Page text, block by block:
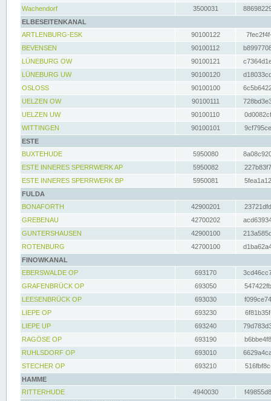
Wachendorf
3500031
ELBESEITENKANAL
ARTLENBURG-ESK
90100122
BEVENSEN
90100112
LÜNEBURG OW
90100121
LÜNEBURG UW
90100120
OSLOSS
90100100
UELZEN OW
90100111
UELZEN UW
90100110
WITTINGEN
90100101
ESTE
BUXTEHUDE
5950080
ESTE INNERES SPERRWERK AP
5950082
ESTE INNERES SPERRWERK BP
5950081
FULDA
BONAFORTH
42900201
GREBENAU
42700202
GUNTERSHAUSEN
42900100
ROTENBURG
42700100
FINOWKANAL
EBERSWALDE OP
693170
GRAFENBRÜCK OP
693050
LEESENBRÜCK OP
693030
LIEPE OP
693230
LIEPE UP
693240
RAGÖSE OP
693190
RUHLSDORF OP
693010
STECHER OP
693210
HAMME
RITTERHUDE
4940030